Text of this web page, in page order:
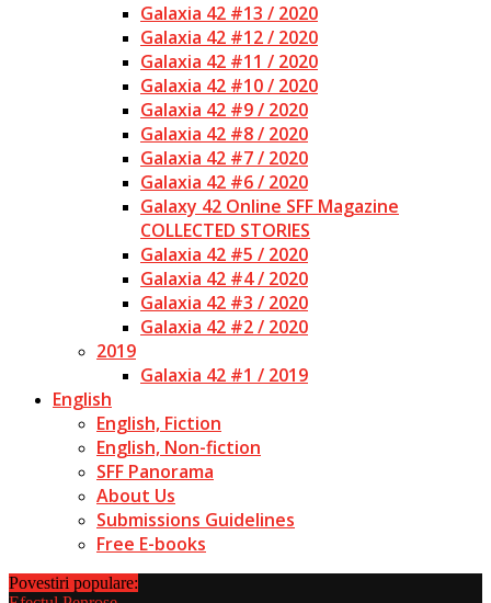
Galaxia 42 #13 / 2020
Galaxia 42 #12 / 2020
Galaxia 42 #11 / 2020
Galaxia 42 #10 / 2020
Galaxia 42 #9 / 2020
Galaxia 42 #8 / 2020
Galaxia 42 #7 / 2020
Galaxia 42 #6 / 2020
Galaxy 42 Online SFF Magazine
COLLECTED STORIES
Galaxia 42 #5 / 2020
Galaxia 42 #4 / 2020
Galaxia 42 #3 / 2020
Galaxia 42 #2 / 2020
2019
Galaxia 42 #1 / 2019
English
English, Fiction
English, Non-fiction
SFF Panorama
About Us
Submissions Guidelines
Free E-books
Povestiri populare: